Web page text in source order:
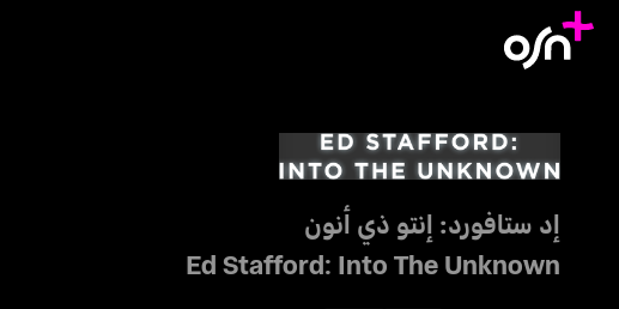
إد ستافورد: إنتو ذي أنون
Ed Stafford: Into The Unknown